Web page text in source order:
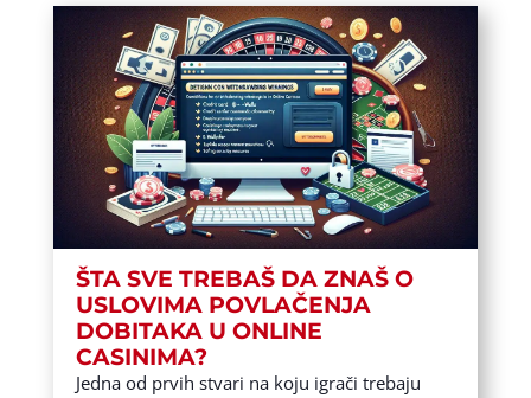
ŠTA SVE TREBAŠ DA ZNAŠ O
USLOVIMA POVLAČENJA
DOBITAKA U ONLINE
CASINIMA?
Jedna od prvih stvari na koju igrači trebaju